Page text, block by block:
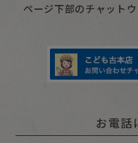
ページ下部のチャット
お電話